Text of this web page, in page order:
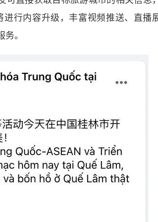
行内容升级，丰富视频推送、直播
。